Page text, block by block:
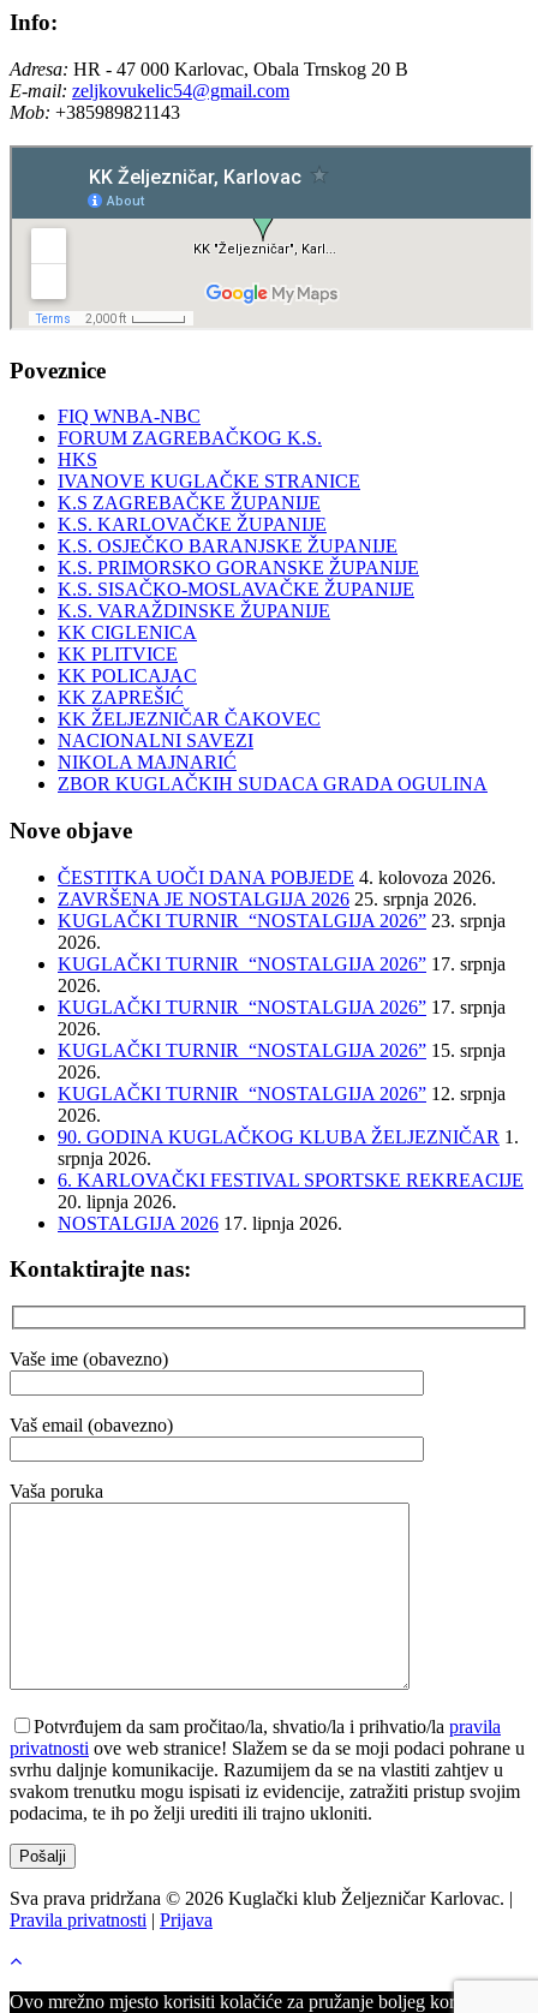
Info:
Adresa: HR - 47 000 Karlovac, Obala Trnskog 20 B
E-mail: zeljkovukelic54@gmail.com
Mob: +385989821143
Poveznice
FIQ WNBA-NBC
FORUM ZAGREBAČKOG K.S.
HKS
IVANOVE KUGLAČKE STRANICE
K.S ZAGREBAČKE ŽUPANIJE
K.S. KARLOVAČKE ŽUPANIJE
K.S. OSJEČKO BARANJSKE ŽUPANIJE
K.S. PRIMORSKO GORANSKE ŽUPANIJE
K.S. SISAČKO-MOSLAVAČKE ŽUPANIJE
K.S. VARAŽDINSKE ŽUPANIJE
KK CIGLENICA
KK PLITVICE
KK POLICAJAC
KK ZAPREŠIĆ
KK ŽELJEZNIČAR ČAKOVEC
NACIONALNI SAVEZI
NIKOLA MAJNARIĆ
ZBOR KUGLAČKIH SUDACA GRADA OGULINA
Nove objave
ČESTITKA UOČI DANA POBJEDE 4. kolovoza 2026.
ZAVRŠENA JE NOSTALGIJA 2026 25. srpnja 2026.
KUGLAČKI TURNIR “NOSTALGIJA 2026” 23. srpnja
2026.
KUGLAČKI TURNIR “NOSTALGIJA 2026” 17. srpnja
2026.
KUGLAČKI TURNIR “NOSTALGIJA 2026” 17. srpnja
2026.
KUGLAČKI TURNIR “NOSTALGIJA 2026” 15. srpnja
2026.
KUGLAČKI TURNIR “NOSTALGIJA 2026” 12. srpnja
2026.
90. GODINA KUGLAČKOG KLUBA ŽELJEZNIČAR 1.
srpnja 2026.
6. KARLOVAČKI FESTIVAL SPORTSKE REKREACIJE
20. lipnja 2026.
NOSTALGIJA 2026 17. lipnja 2026.
Kontaktirajte nas:
Vaše ime (obavezno)
Vaš email (obavezno)
Vaša poruka
Potvrđujem da sam pročitao/la, shvatio/la i prihvatio/la pravila
privatnosti ove web stranice! Slažem se da se moji podaci pohrane u
svrhu daljnje komunikacije. Razumijem da se na vlastiti zahtjev u
svakom trenutku mogu ispisati iz evidencije, zatražiti pristup svojim
podacima, te ih po želji urediti ili trajno ukloniti.
Sva prava pridržana © 2026 Kuglački klub Željezničar Karlovac. |
Pravila privatnosti | Prijava
Ovo mrežno mjesto korisiti kolačiće za pružanje boljeg korisničkog